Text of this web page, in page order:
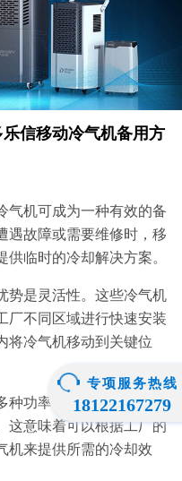
信移动冷气机备用方
气机可成为一种有效的备
遇故障或需要维修时，移
临时的冷却解决方案。
势是灵活性。这些冷气机
厂不同区域进行快速安装
将冷气机移动到关键位
种功率和容量选项，可以
这意味着可以根据工厂的
机来提供所需的冷却效
专项服务热线
18122167279